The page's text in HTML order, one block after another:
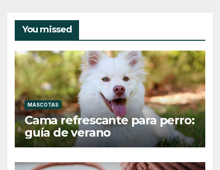
You missed
MASCOTAS
Cama refrescante para perro:
guía de verano